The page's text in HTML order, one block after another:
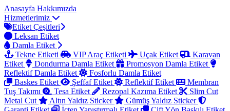
Anasayfa Hakkımızda
Hizmetlerimiz
Etiket Çeşitleri
Leksan Etiket
Damla Etiket
Tekne Etiketi
VIP Araç Etiketi Uçak Etiket
Karavan
Etiket
Dondurma Damla Etiket
Promosyon Damla Etiket
Reflektif Damla Etiket
Fosforlu Damla Etiket
Baskes Etiket
Şeffaf Etiket Reflektif Etiket
Membran
Tuş Takımı
Tesa Etiket Rezopal Kazıma Etiket
Slim Cut
Metal Cut
Altın Yaldız Sticker
Gümüş Yaldız Sticker